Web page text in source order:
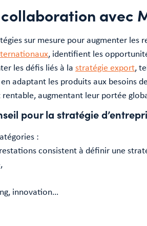
avec
sur mesure pour augmenter
, identifient les
les défis liés à la stratégie export,
adaptant les produits aux besoins
augmentant leur portée
pour la stratégie
:
consistent à définir une
innovation…